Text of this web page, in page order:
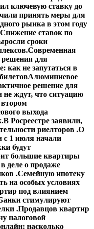
ключевую ставку до
принять меры для
рынка в этом году
Снижение ставок по
сроки
Современная
решения для
как не запутаться в
Алюминиевое
решение для
не ждут, что ситуацию
втором
выхода
В Росреестре заявили,
риелторов .О
с 1 июля начали
будут
большие квартиры
деле о продаже
.Семейную ипотеку
на особых условиях
под влиянием
стимулируют
.Продавцов квартир
налоговой
насколько